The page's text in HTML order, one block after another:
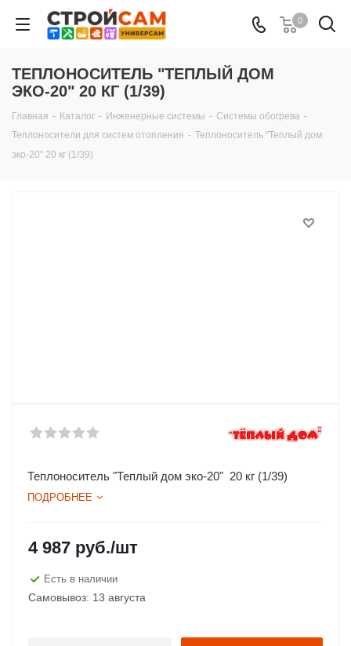
0
ТЕПЛОНОСИТЕЛЬ "ТЕПЛЫЙ ДОМ
ЭКО-20" 20 КГ (1/39)
Главная - Каталог - Инженерные системы - Системы обогрева -
Теплоносители для систем отопления - Теплоноситель "Теплый дом
эко-20" 20 кг (1/39)
Теплоноситель "Теплый дом эко-20" 20 кг (1/39)
ПОДРОБНЕЕ
4 987 руб./шт
Есть в наличии
Самовывоз: 13 августа